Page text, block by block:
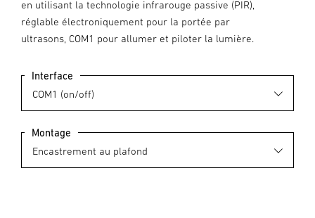
en utilisant la technologie infrarouge passive (PIR),
réglable électroniquement pour la portée par
ultrasons, COM1 pour allumer et piloter la lumière.
Interface
Montage